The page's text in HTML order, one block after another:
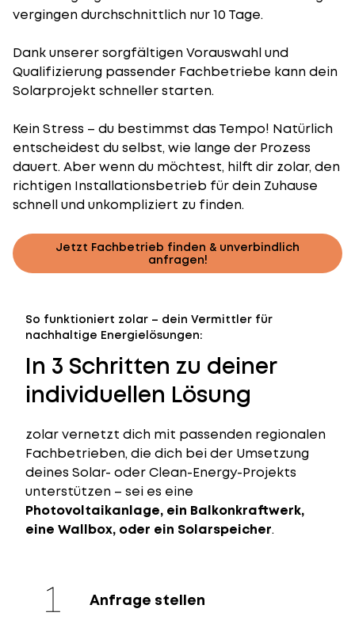
vergingen durchschnittlich nur 10 Tage.
Dank unserer sorgfältigen Vorauswahl und
Qualifizierung passender Fachbetriebe kann dein
Solarprojekt schneller starten.
Kein Stress – du bestimmst das Tempo! Natürlich
entscheidest du selbst, wie lange der Prozess
dauert. Aber wenn du möchtest, hilft dir zolar, den
richtigen Installationsbetrieb für dein Zuhause
schnell und unkompliziert zu finden.
Jetzt Fachbetrieb finden & unverbindlich
anfragen!
So funktioniert zolar – dein Vermittler für
nachhaltige Energielösungen:
In 3 Schritten zu deiner
individuellen Lösung
zolar vernetzt dich mit passenden regionalen
Fachbetrieben, die dich bei der Umsetzung
deines Solar- oder Clean-Energy-Projekts
unterstützen – sei es eine
Photovoltaikanlage, ein Balkonkraftwerk,
eine Wallbox, oder ein Solarspeicher.
Anfrage stellen